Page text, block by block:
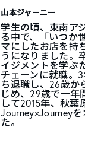
山本ジャーニー
学生の頃、東南ア
る中で、「いつか
マにしたお店を持
うになりました。
イジメントを学ぶ
チェーンに就職。
ち退職し、26歳か
じめ、29歳で一年
して2015年、秋葉
Journey×Journey
た。